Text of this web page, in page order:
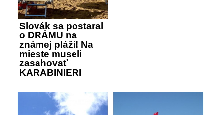
Slovák sa postaral
o DRÁMU na
známej pláži! Na
mieste museli
zasahovať
KARABINIERI